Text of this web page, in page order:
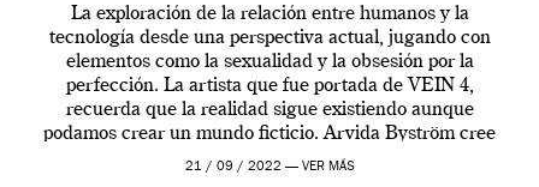
La exploración de la relación entre humanos y la
tecnología desde una perspectiva actual, jugando con
elementos como la sexualidad y la obsesión por la
perfección. La artista que fue portada de VEIN 4,
recuerda que la realidad sigue existiendo aunque
podamos crear un mundo ficticio. Arvida Byström cree
que los humanos tienen un complejo […]
21 / 09 / 2022 — VER MÁS